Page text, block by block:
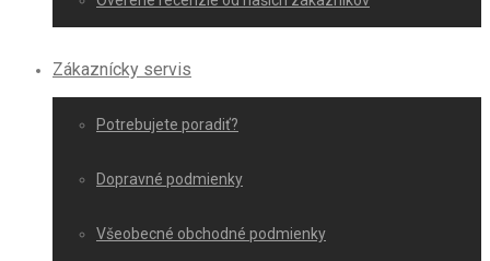
Zákaznícky servis
Potrebujete poradiť?
Dopravné podmienky
Všeobecné obchodné podmienky